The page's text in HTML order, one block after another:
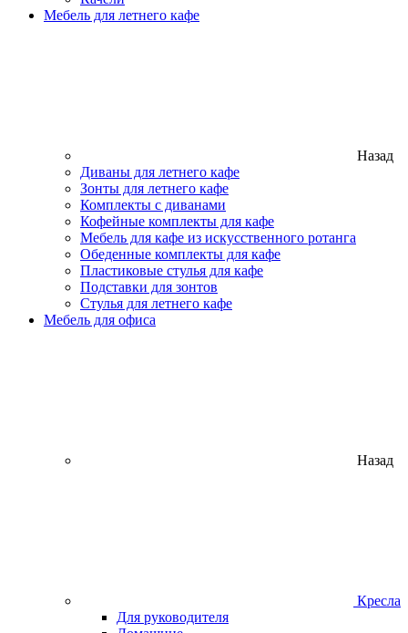
Мебель для летнего кафе
Назад
Диваны для летнего кафе
Зонты для летнего кафе
Комплекты с диванами
Кофейные комплекты для кафе
Мебель для кафе из искусственного ротанга
Обеденные комплекты для кафе
Пластиковые стулья для кафе
Подставки для зонтов
Стулья для летнего кафе
Мебель для офиса
Назад
Кресла
Для руководителя